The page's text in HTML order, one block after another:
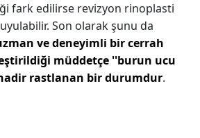
fark edilirse revizyon rinoplasti
Son olarak şunu da
ve deneyimli bir cerrah
müddetçe ''burun ucu
rastlanan bir durumdur.